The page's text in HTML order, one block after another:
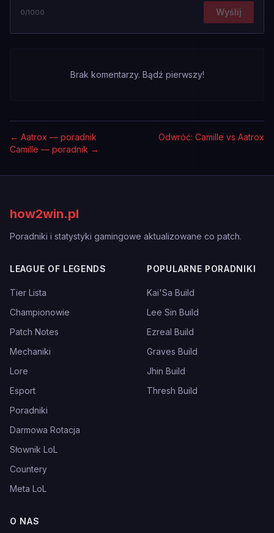
0/1000 Wyślij
Brak komentarzy. Bądź pierwszy!
← Aatrox — poradnik
Odwróć: Camille vs Aatrox
Camille — poradnik →
how2win.pl
Poradniki i statystyki gamingowe aktualizowane co patch.
LEAGUE OF LEGENDS
Tier Lista
Championowie
Patch Notes
Mechaniki
Lore
Esport
Poradniki
Darmowa Rotacja
Słownik LoL
Countery
Meta LoL
POPULARNE PORADNIKI
Kai'Sa Build
Lee Sin Build
Ezreal Build
Graves Build
Jhin Build
Thresh Build
O NAS